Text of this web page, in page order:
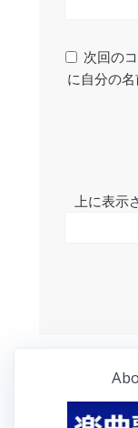
次回の
に自分の
上に表示